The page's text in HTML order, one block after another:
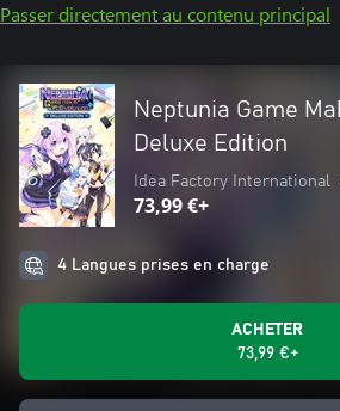
Passer directement au contenu principal
Neptunia Game
Deluxe Edition
Idea Factory International
73,99 €+
4 Langues prises en charge
ACHETER
73,99 €+